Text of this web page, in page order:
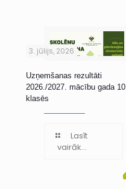
3. jūlijs, 2026
Uzņemšanas rezultāti
2026./2027. mācību gada 10.
klasēs
Lasīt
vairāk...